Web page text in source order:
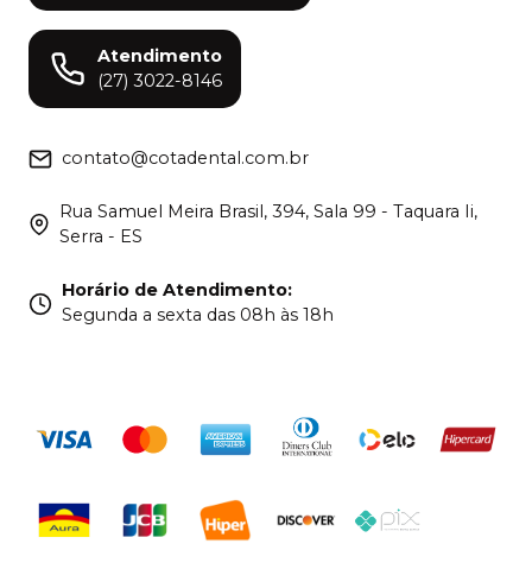
Atendimento
(27) 3022-8146
contato@cotadental.com.br
Rua Samuel Meira Brasil, 394, Sala 99 - Taquara Ii,
Serra - ES
Horário de Atendimento:
Segunda a sexta das 08h às 18h